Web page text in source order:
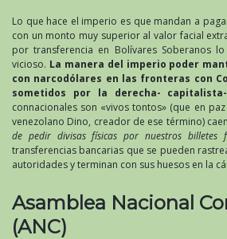
Lo que hace el imperio es que mandan a
con un monto muy superior al valor facial
por transferencia en Bolívares Soberanos
vicioso. La manera del imperio poder
con narcodólares en las fronteras con
sometidos por la derecha- capitalista-
connacionales son «vivos tontos» (que en
venezolano Dino, creador de ese término)
de pedir divisas físicas por nuestros billetes
transferencias bancarias que se pueden
autoridades y terminan con sus huesos en la
Asamblea Nacional
(ANC)